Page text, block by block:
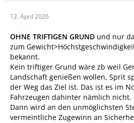
12. April 2026
OHNE TRIFTIGEN GRUND und nur
zum
bekannt.
Kein triftiger Grund wäre zb weil
Landschaft genießen wollen, Sprit
der Weg das Ziel ist. Das ist es im
Fahrzeugen dahinter nämlich nicht.
Dann wird an den unmöglichsten
vermeintliche Zugewinn an